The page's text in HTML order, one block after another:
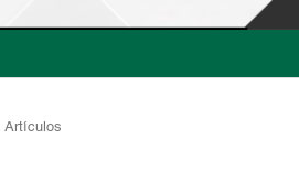
Artículos